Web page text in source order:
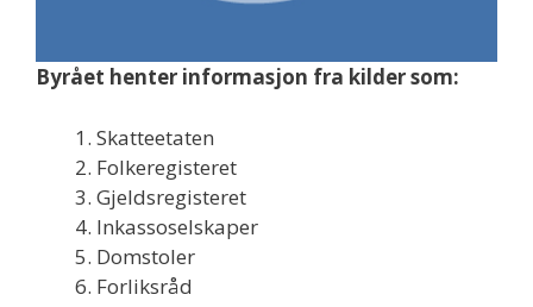
Byrået henter informasjon fra kilder som:
Skatteetaten
Folkeregisteret
Gjeldsregisteret
Inkassoselskaper
Domstoler
Forliksråd